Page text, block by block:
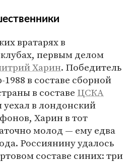
вратарях в
первым делом
Харин. Победитель
в составе сборной
в составе ЦСКА
уехал в лондонский
Харин в тот
молод — ему едва
Россиянину удалось
составе синих: три